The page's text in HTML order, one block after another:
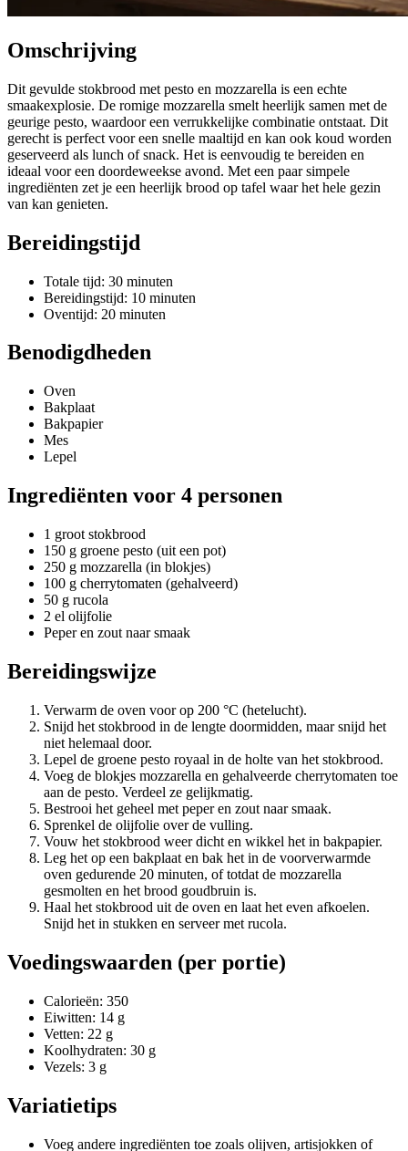
Omschrijving
Dit gevulde stokbrood met pesto en mozzarella is een echte
smaakexplosie. De romige mozzarella smelt heerlijk samen met de
geurige pesto, waardoor een verrukkelijke combinatie ontstaat. Dit
gerecht is perfect voor een snelle maaltijd en kan ook koud worden
geserveerd als lunch of snack. Het is eenvoudig te bereiden en
ideaal voor een doordeweekse avond. Met een paar simpele
ingrediënten zet je een heerlijk brood op tafel waar het hele gezin
van kan genieten.
Bereidingstijd
Totale tijd: 30 minuten
Bereidingstijd: 10 minuten
Oventijd: 20 minuten
Benodigdheden
Oven
Bakplaat
Bakpapier
Mes
Lepel
Ingrediënten voor 4 personen
1 groot stokbrood
150 g groene pesto (uit een pot)
250 g mozzarella (in blokjes)
100 g cherrytomaten (gehalveerd)
50 g rucola
2 el olijfolie
Peper en zout naar smaak
Bereidingswijze
Verwarm de oven voor op 200 °C (hetelucht).
Snijd het stokbrood in de lengte doormidden, maar snijd het
niet helemaal door.
Lepel de groene pesto royaal in de holte van het stokbrood.
Voeg de blokjes mozzarella en gehalveerde cherrytomaten toe
aan de pesto. Verdeel ze gelijkmatig.
Bestrooi het geheel met peper en zout naar smaak.
Sprenkel de olijfolie over de vulling.
Vouw het stokbrood weer dicht en wikkel het in bakpapier.
Leg het op een bakplaat en bak het in de voorverwarmde
oven gedurende 20 minuten, of totdat de mozzarella
gesmolten en het brood goudbruin is.
Haal het stokbrood uit de oven en laat het even afkoelen.
Snijd het in stukken en serveer met rucola.
Voedingswaarden (per portie)
Calorieën: 350
Eiwitten: 14 g
Vetten: 22 g
Koolhydraten: 30 g
Vezels: 3 g
Variatietips
Voeg andere ingrediënten toe zoals olijven, artisjokken of